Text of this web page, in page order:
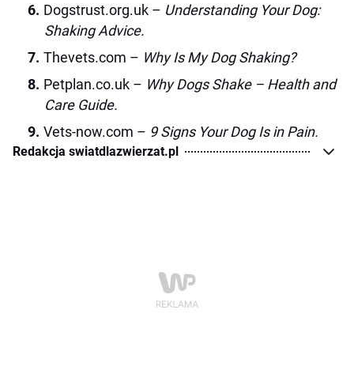
Dogstrust.org.uk – Understanding Your Dog:
Shaking Advice.
Thevets.com – Why Is My Dog Shaking?
Petplan.co.uk – Why Dogs Shake – Health and
Care Guide.
Vets-now.com – 9 Signs Your Dog Is in Pain.
Redakcja swiatdlazwierzat.pl